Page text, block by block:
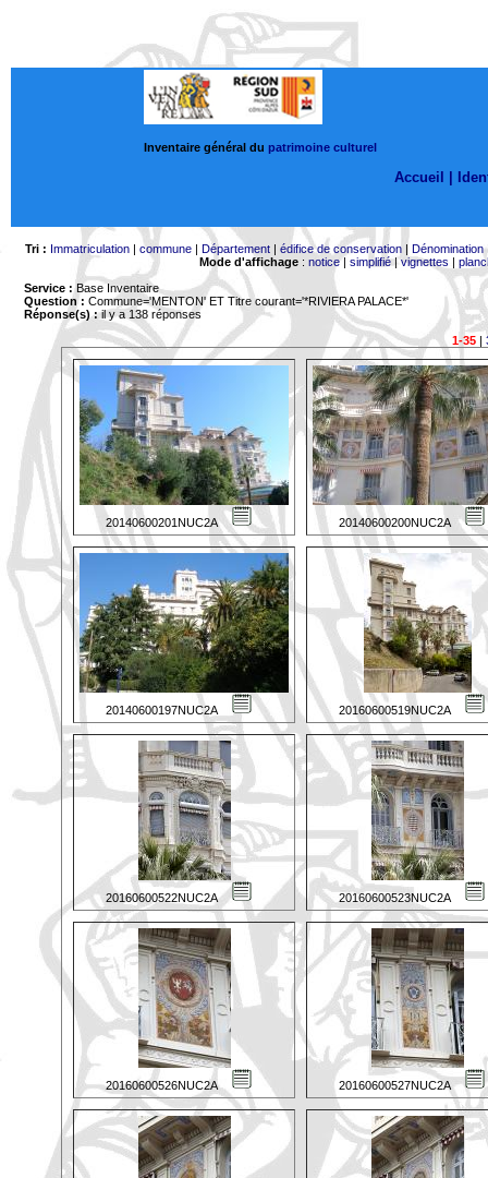
Inventaire général du patrimoine culturel
Accueil |
Tri : Immatriculation| commune| Département| édifice de conservation| Dénomination
Mode d'affichage: notice| simplifié|vignettes |
Service : Base Inventaire
Question : Commune='MENTON' ET Titre courant='*RIVIERA PALACE*'
Réponse(s) :il y a 138 réponses
1-35|
20140600201NUC2A 20140600200NUC2A
20140600197NUC2A 20160600519NUC2A
20160600522NUC2A 20160600523NUC2A
20160600526NUC2A 20160600527NUC2A